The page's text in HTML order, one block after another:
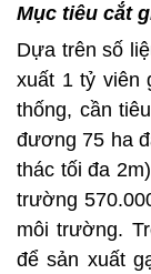
Mục tiêu cắt
Dựa trên số
xuất 1 tỷ viên
thống, cần
đương 75 ha
thác tối đa
trường
môi trường.
để sản xuất